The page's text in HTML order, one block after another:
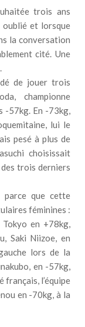
trois ans
oublié et lorsque
la conversation
cité. Une
de jouer trois
championne
-57kg. En -73kg,
lui le
pesé à plus de
choisissait
trois derniers
parce que cette
féminines :
Tokyo en +78kg,
Saki Niizoe, en
lors de la
en -57kg,
français, l’équipe
en -70kg, à la